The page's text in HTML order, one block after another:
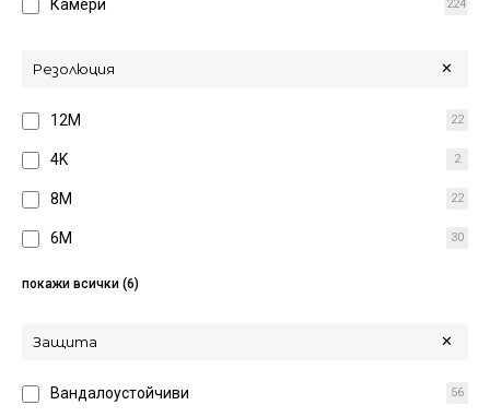
Камери 224
Резолюция
12М 22
4K 2
8M 22
6M 30
5M
2M 77
покажи всички (6)
Защита
Вандалоустойчиви 56